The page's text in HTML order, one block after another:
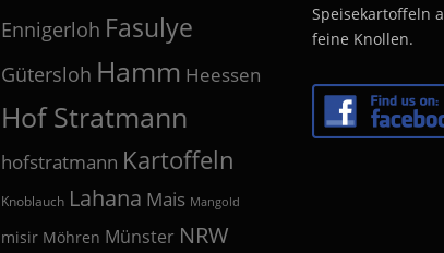
Ennigerloh Fasulye
Gütersloh Hamm Heessen
Hof Stratmann
hofstratmann Kartoffeln
Knoblauch Lahana Mais Mangold
misir Möhren Münster NRW
Speisekartoffeln
feine Knollen.